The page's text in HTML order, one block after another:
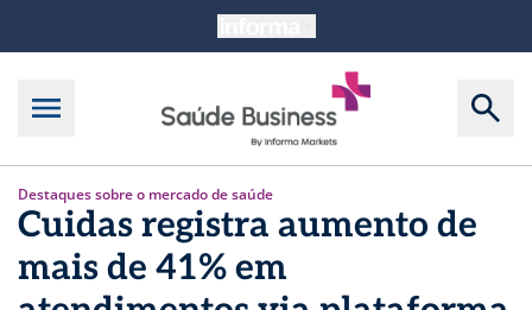
Destaques sobre o mercado de saúde
Cuidas registra aumento de
mais de 41% em